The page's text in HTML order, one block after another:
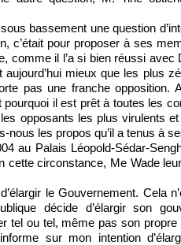
bassement une question
c’était pour proposer à ses
comme il l’a si bien réussi avec
mieux que les plus
pas une franche opposition.
il est prêt à toutes les
opposants les plus virulents
les propos qu’il a tenus à
au Palais Léopold-Sédar-
cette circonstance, Me Wade
le Gouvernement. Cela
décide d’élargir son
tel ou tel, même pas son
sur mon intention